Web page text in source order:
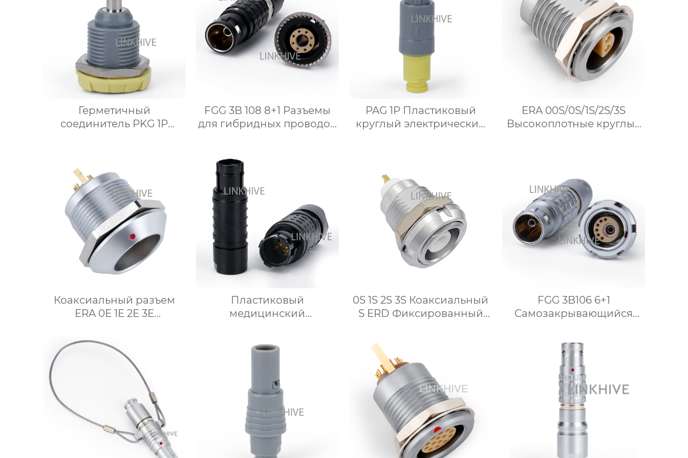
Герметичный
соединитель PKG 1P
FGG 3B 108 8+1 Разъемы
для гибридных проводов
PAG 1P Пластиковый
круглый электрический
ERA 00S/0S/1S/2S/3S
Высокоплотные круглые
Коаксиальный разъем
ERA 0E 1E 2E 3E
Заземляющий ярлык
Пластиковый
медицинский
водонепроницаемый
0S 1S 2S 3S Коаксиальный
S ERD Фиксированный
FGG 3B106 6+1
Самозакрывающийся
разъем